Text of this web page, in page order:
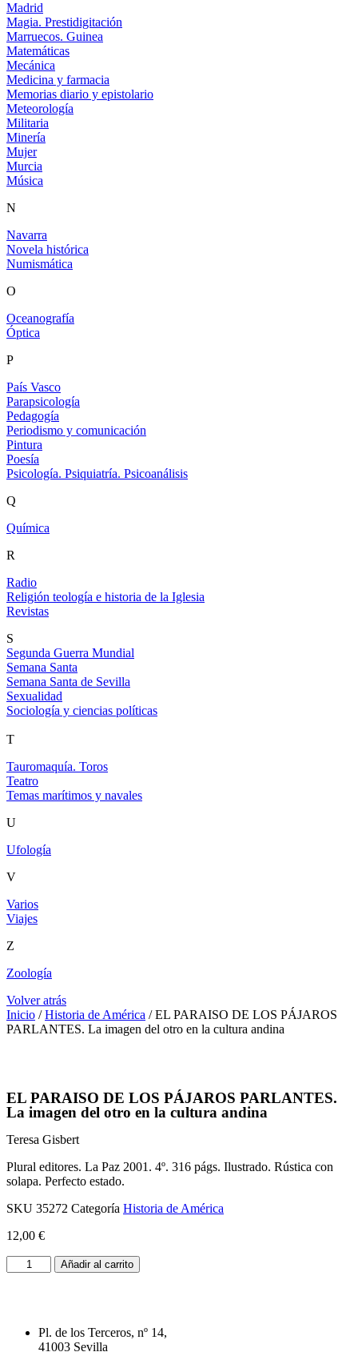
Madrid
Magia. Prestidigitación
Marruecos. Guinea
Matemáticas
Mecánica
Medicina y farmacia
Memorias diario y epistolario
Meteorología
Militaria
Minería
Mujer
Murcia
Música
N
Navarra
Novela histórica
Numismática
O
Oceanografía
Óptica
P
País Vasco
Parapsicología
Pedagogía
Periodismo y comunicación
Pintura
Poesía
Psicología. Psiquiatría. Psicoanálisis
Q
Química
R
Radio
Religión teología e historia de la Iglesia
Revistas
S
Segunda Guerra Mundial
Semana Santa
Semana Santa de Sevilla
Sexualidad
Sociología y ciencias políticas
T
Tauromaquía. Toros
Teatro
Temas marítimos y navales
U
Ufología
V
Varios
Viajes
Z
Zoología
Volver atrás
Inicio /Historia de América / EL PARAISO DE LOS PÁJAROS
PARLANTES. La imagen del otro en la cultura andina
EL PARAISO DE LOS PÁJAROS PARLANTES.
La imagen del otro en la cultura andina
Teresa Gisbert
Plural editores. La Paz 2001. 4º. 316 págs. Ilustrado. Rústica con
solapa. Perfecto estado.
SKU 35272 Categoría Historia de América
12,00 €
PARAISO
PARLANTES.
Añadir al carrito
Pl. de los Terceros, nº 14,
41003 Sevilla